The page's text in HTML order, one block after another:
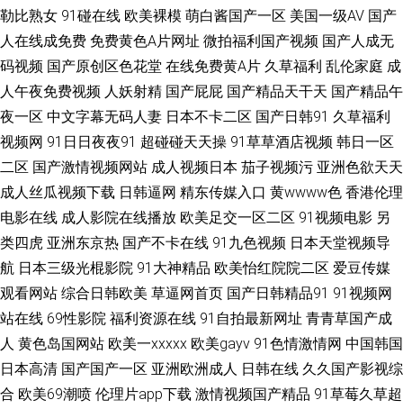
欧美 日本理论片网站 91久久极品影视 91熟女中文免费 国产黄色网址在线观
看 久久88 色WWW亚洲国产 一区二区熟女欧美 91av最新国产在线 91黄在线
观看网 国产成人精品一区 九1免费网站 日韩欧yellow网 五月涩涩婷婷 97色
色com 国产精品久久人妻 日韩金典免费av 五月婷婷淫 在线l精品99 91吴梦
梦无码一二三 丁香五月最新网址 精品国产福利 久久福利社视频 日韩a级视频
伊人ab 91草大妈 91视频在 国产探花片 人妻资源站97 91av福利资源在线 91
社区在线播放 92看看福利视频 久久伊人热 欧美黑白配 熟女wwwcn 性爱福
利 91涩涩蜜桃 97色色资源总站 黑丝诱惑AV 欧美人SSS在线 91韩国菜不能
勒比熟女 91碰在线 欧美裸模 萌白酱国产一区 美国一级AV 国产
人在线成免费 免费黄色A片网址 微拍福利国产视频 国产人成无
码视频 国产原创区色花堂 在线免费黄A片 久草福利 乱伦家庭 成
人午夜免费视频 人妖射精 国产屁屁 国产精品天干天 国产精品午
夜一区 中文字幕无码人妻 日本不卡二区 国产日韩91 久草福利
视频网 91日日夜夜91 超碰碰天天操 91草草酒店视频 韩日一区
二区 国产激情视频网站 成人视频日本 茄子视频污 亚洲色欲天天
成人丝瓜视频下载 日韩逼网 精东传媒入口 黄wwww色 香港伦理
电影在线 成人影院在线播放 欧美足交一区二区 91视频电影 另
类四虎 亚洲东京热 国产不卡在线 91九色视频 日本天堂视频导
航 日本三级光棍影院 91大神精品 欧美怡红院院二区 爱豆传媒
观看网站 综合日韩欧美 草逼网首页 国产日韩精品91 91视频网
站在线 69性影院 福利资源在线 91自拍最新网址 青青草国产成
人 黄色岛国网站 欧美一xxxxx 欧美gayv 91色情激情网 中国韩国
日本高清 国产国产一区 亚洲欧洲成人 日韩在线 久久国产影视综
合 欧美69潮喷 伦理片app下载 激情视频国产精品 91草莓久草超